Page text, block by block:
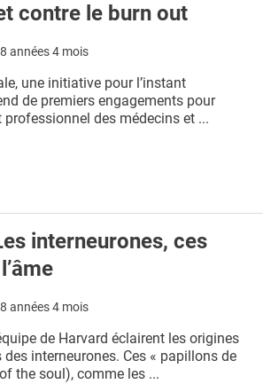
contre le burn out
8 années 4 mois
une initiative pour l’instant
de premiers engagements pour
des médecins et ...
interneurones, ces
8 années 4 mois
de Harvard éclairent les origines
interneurones. Ces « papillons de
the soul), comme les ...